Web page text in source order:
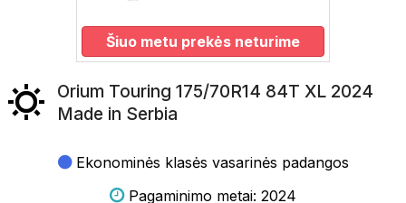
Šiuo metu prekės neturime
Orium Touring 175/70R14 84T XL 2024
Made in Serbia
Ekonominės klasės vasarinės padangos
Pagaminimo metai: 2024